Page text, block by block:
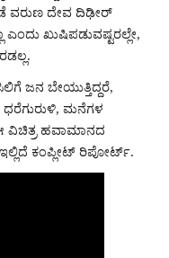
ವರುಣ ದೇವ ದಿಢೀರ್
ಎಂದು ಖುಷಿಪಡುವಷ್ಟರಲ್ಲೇ,
ಜನ ಬೇಯುತ್ತಿದ್ದರೆ,
ಧರೆಗುರುಳಿ, ಮನೆಗಳ
ವಿಚಿತ್ರ ಹವಾಮಾನದ
ಕಂಪ್ಲೀಟ್ ರಿಪೋರ್ಟ್.